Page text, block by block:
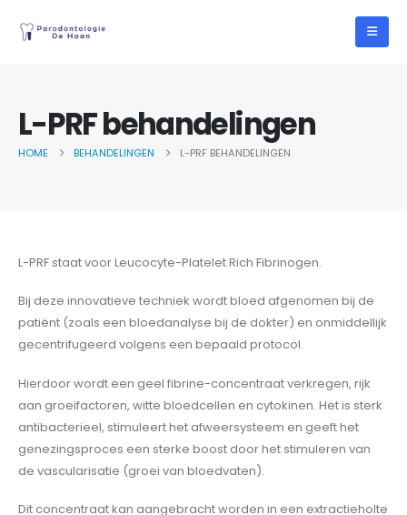
L-PRF behandelingen
HOME BEHANDELINGEN L-PRF BEHANDELINGEN
L-PRF staat voor Leucocyte-Platelet Rich Fibrinogen.
Bij deze innovatieve techniek wordt bloed afgenomen bij de
patiënt (zoals een bloedanalyse bij de dokter) en onmiddellijk
gecentrifugeerd volgens een bepaald protocol.
Hierdoor wordt een geel fibrine-concentraat verkregen, rijk
aan groeifactoren, witte bloedcellen en cytokinen. Het is sterk
antibacterieel, stimuleert het afweersysteem en geeft het
genezingsproces een sterke boost door het stimuleren van
de vascularisatie (groei van bloedvaten).
Dit concentraat kan aangebracht worden in een extractieholte